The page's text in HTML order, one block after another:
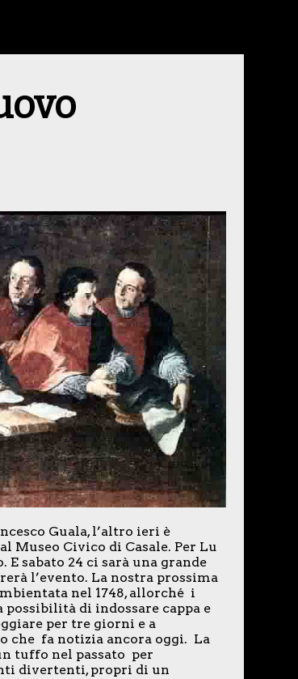
Guala, l’altro ieri è
Museo Civico di Casale. Per Lu
sabato 24 ci sarà una grande
l’evento. La nostra prossima
nel 1748, allorché i
di indossare cappa e
per tre giorni e a
che fa notizia ancora oggi. La
tuffo nel passato per
divertenti, propri di un